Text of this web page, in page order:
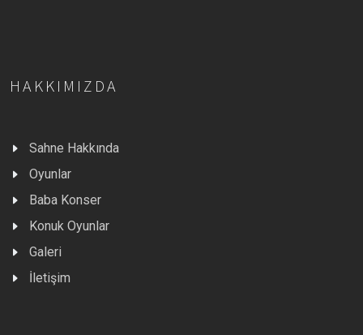
HAKKIMIZDA
Sahne Hakkında
Oyunlar
Baba Konser
Konuk Oyunlar
Galeri
İletişim